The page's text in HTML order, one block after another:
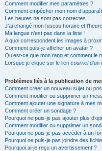
Comment modifier mes paramètres ?
Comment empêcher mon nom
Les heures ne sont pas correctes !
J’ai changé mon fuseau horaire et
Ma langue n’est pas dans la liste !
A quoi correspondent les images à
Comment puis-je afficher un avatar ?
Qu’est-ce que mon rang et comment le
Lorsque je clique sur le lien courrield’un
Problèmes liés à la publication de
Comment créer un nouveau sujet ou
Comment modifier ou supprimer un
Comment ajouter une signature à mes
Comment créer un sondage ?
Pourquoi ne puis-je pas ajouter plus
Comment modifier ou supprimer un
Pourquoi ne puis-je pas accéder à un
Pourquoi ne puis-je pas joindre des
Pourquoi ai-je reçu un avertissement ?